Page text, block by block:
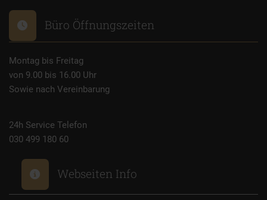
Büro Öffnungszeiten
Montag bis Freitag
von 9.00 bis 16.00 Uhr
Sowie nach Vereinbarung
24h Service Telefon
030 499 180 60
Webseiten Info